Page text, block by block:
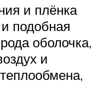
и плёнка
подобная
оболочка,
и